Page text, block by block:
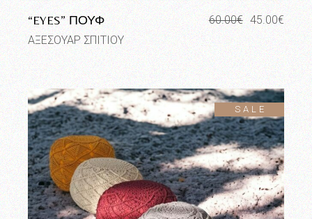
“EYES” ΠΟΥΦ 60.00€
Original
price
was:
60.00€.
45.00€
Η
τρέχουσα
τιμή
είναι:
45.00€.
ΑΞΕΣΟΥΑΡ ΣΠΙΤΙΟΥ
SALE